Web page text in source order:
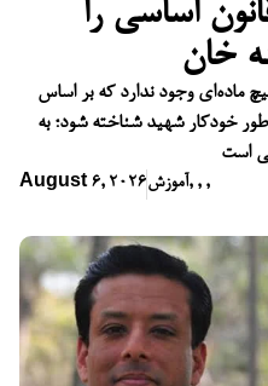
اساسی را
خان
ماده‌ای وجود ندارد که بر اساس
خودکار شهید شناخته شود؛ به
است
August 6, 2026آموزش, , ,